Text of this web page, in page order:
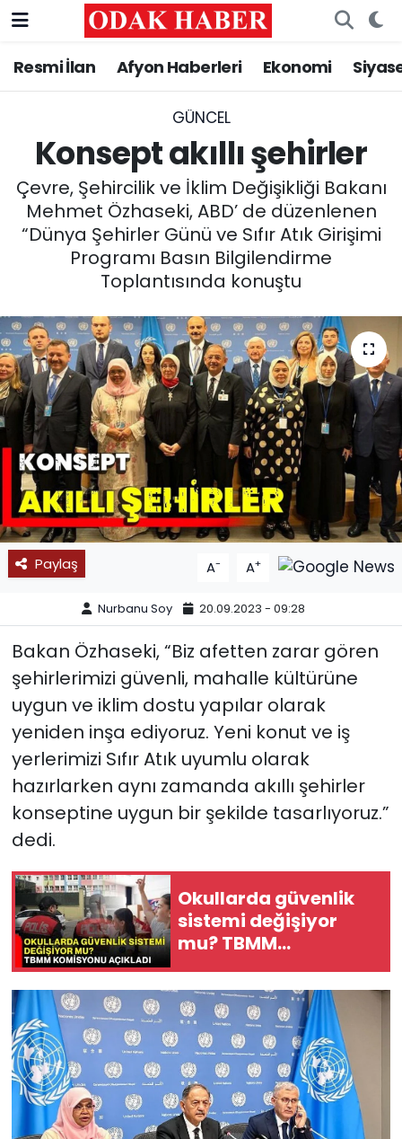
Resmi İlan Afyon Haberleri Ekonomi
GÜNCEL
Konsept akıllı şehirler
Çevre, Şehircilik ve İklim Değişikliği Bakanı
Mehmet Özhaseki, ABD’ de düzenlenen
“Dünya Şehirler Günü ve Sıfır Atık Girişimi
Programı Basın Bilgilendirme
Toplantısında konuştu
Paylaş A- A+
Nurbanu Soy 20.09.2023 - 09:28
Bakan Özhaseki, “Biz afetten zarar gören
şehirlerimizi güvenli, mahalle kültürüne
uygun ve iklim dostu yapılar olarak
yeniden inşa ediyoruz. Yeni konut ve iş
yerlerimizi Sıfır Atık uyumlu olarak
hazırlarken aynı zamanda akıllı şehirler
konseptine uygun bir şekilde tasarlıyoruz.”
dedi.
Okullarda güvenlik
sistemi değişiyor
mu? TBMM
Komisyonu açıkladı
AFYONKARAHİSAR HABERLERİ
ASAYİŞ
GÜNCEL
SİYASET
MAGAZİN
SAĞLIK
SPOR
11:11 MANŞET
Nöbetçi Eczaneler
Trafik Durumu
Süper Lig Puan Durumu ve Fikstür
Tüm Manşetler
Son Dakika Haberleri
Haber Arşivi